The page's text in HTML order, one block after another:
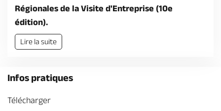
Régionales de la Visite d'Entreprise (10e
édition).
Lire la suite
Infos pratiques
Télécharger